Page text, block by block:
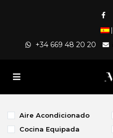
|
+34 669 48 20 20
Aire Acondicionado
Cocina Equipada